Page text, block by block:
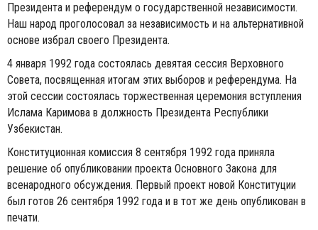
Президента и референдум о государственной независимости.
Наш народ проголосовал за независимость и на альтернативной
основе избрал своего Президента.
4 января 1992 года состоялась девятая сессия Верховного
Совета, посвященная итогам этих выборов и референдума. На
этой сессии состоялась торжественная церемония вступления
Ислама Каримова в долж­ность Президента Республики
Узбекистан.
Конституционная комиссия 8 сентября 1992 года приняла
решение об опубликовании проекта Основного Закона для
всенародного обсуждения. Первый проект новой Конституции
был готов 26 сентября 1992 года и в тот же день опубликован в
печати.